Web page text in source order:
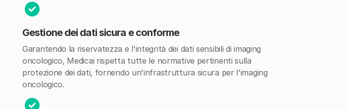
Gestione dei dati sicura e conforme
Garantendo la riservatezza e l'integrità dei dati sensibili di imaging
oncologico, Medicai rispetta tutte le normative pertinenti sulla
protezione dei dati, fornendo un'infrastruttura sicura per l'imaging
oncologico.